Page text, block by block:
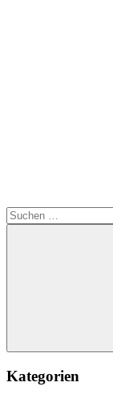
Suchen
nach:
Kategorien